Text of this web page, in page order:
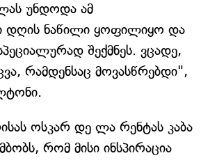
უნდოდა ამ
დღის ნაწილი ყოფილიყო და
შექმნეს. ვცადე,
რამდენსაც მოვასწრებდი",
ოსკარ დე ლა რენტას კაბა
რომ მისი ინსპირაცია